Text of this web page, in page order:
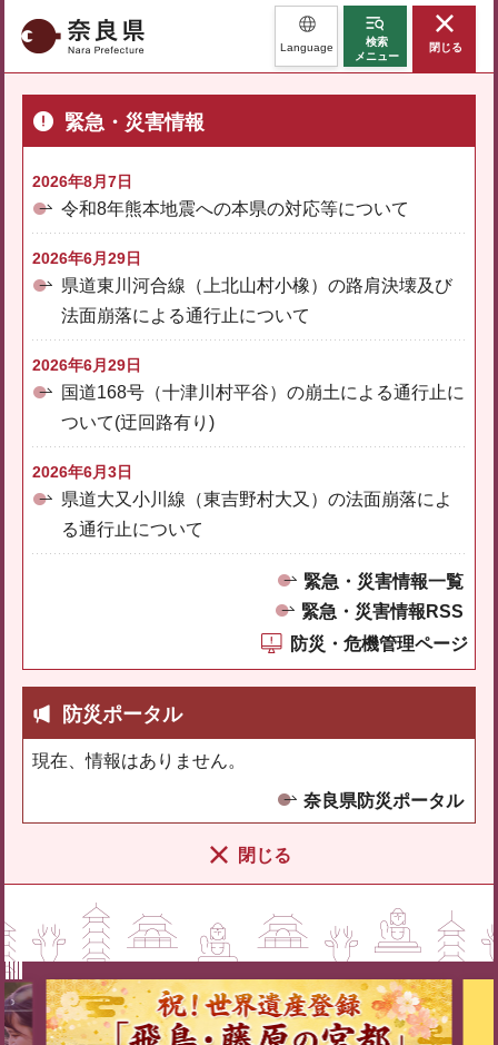
奈良県 Language
検索
メニュー
閉じる
緊急・災害情報
2026年8月7日
令和8年熊本地震への本県の対応等について
2026年6月29日
県道東川河合線（上北山村小橡）の路肩決壊及び
法面崩落による通行止について
2026年6月29日
国道168号（十津川村平谷）の崩土による通行止に
ついて(迂回路有り)
2026年6月3日
県道大又小川線（東吉野村大又）の法面崩落によ
る通行止について
緊急・災害情報一覧
緊急・災害情報RSS
防災・危機管理ページ
防災ポータル
現在、情報はありません。
奈良県防災ポータル
閉じる